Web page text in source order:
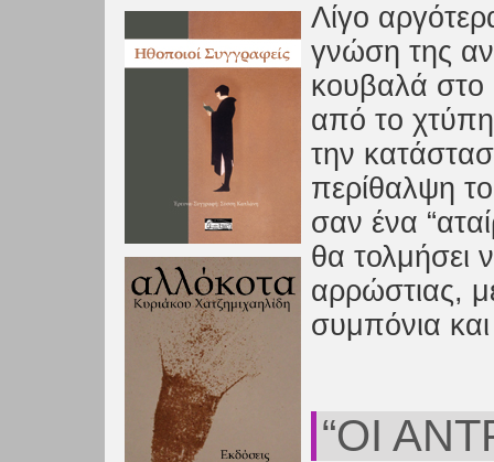
Λίγο
γνώση της
κουβαλά στο
από το
την
περίθαλψη
σαν ένα
θα τολμήσει
αρρώστιας,
συμπόνια
“ΟΙ